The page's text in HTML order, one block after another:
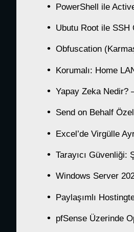
PowerShell ile
Ubutu Root ile SSH
Obfuscation
Korumalı: Home
Yapay Zeka Nedir?
Send on Behalf
Excel’de Virgülle
Tarayıcı Güvenliği:
Windows Server
Paylaşımlı
pfSense Üzerinde